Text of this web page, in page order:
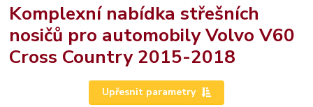
Komplexní nabídka střešních
nosičů pro automobily Volvo V60
Cross Country 2015-2018
Upřesnit parametry